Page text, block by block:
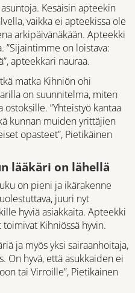
Kesäisin apteekin
vaikka ei apteekissa ole
arkipäivänäkään. Apteekki
”Sijaintimme on loistava:
apteekkari nauraa.
matka Kihniön ohi
on suunnitelma, miten
”Yhteistyö kantaa
kunnan muiden yrittäjien
opasteet”, Pietikäinen
lääkäri on lähellä
on pieni ja ikärakenne
juuri nyt
hyviä asiakkaita. Apteekki
Kihniössä hyvin.
ja myös yksi sairaanhoitaja,
On hyvä, että asukkaiden ei
tai Virroille”, Pietikäinen